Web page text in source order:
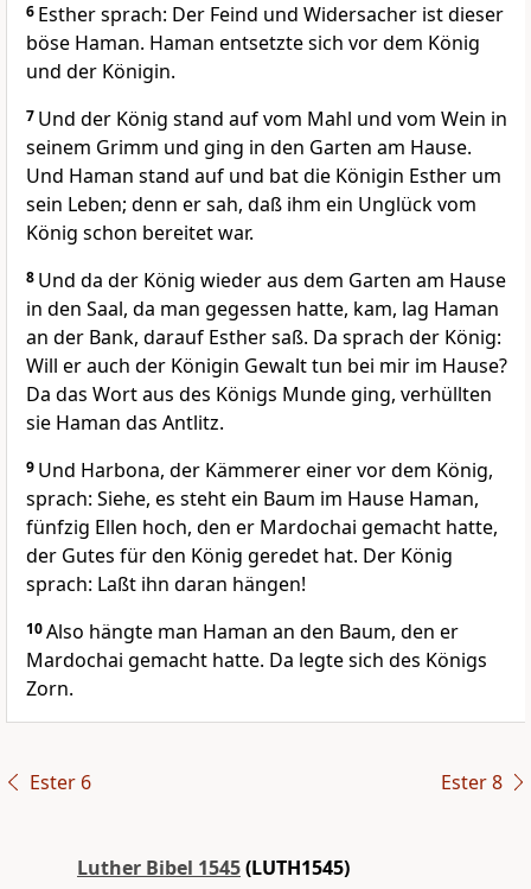
6 Esther sprach: Der Feind und Widersacher ist dieser
böse Haman. Haman entsetzte sich vor dem König
und der Königin.
7 Und der König stand auf vom Mahl und vom Wein in
seinem Grimm und ging in den Garten am Hause.
Und Haman stand auf und bat die Königin Esther um
sein Leben; denn er sah, daß ihm ein Unglück vom
König schon bereitet war.
8 Und da der König wieder aus dem Garten am Hause
in den Saal, da man gegessen hatte, kam, lag Haman
an der Bank, darauf Esther saß. Da sprach der König:
Will er auch der Königin Gewalt tun bei mir im Hause?
Da das Wort aus des Königs Munde ging, verhüllten
sie Haman das Antlitz.
9 Und Harbona, der Kämmerer einer vor dem König,
sprach: Siehe, es steht ein Baum im Hause Haman,
fünfzig Ellen hoch, den er Mardochai gemacht hatte,
der Gutes für den König geredet hat. Der König
sprach: Laßt ihn daran hängen!
10Also hängte man Haman an den Baum, den er
Mardochai gemacht hatte. Da legte sich des Königs
Zorn.
Ester 6 Ester 8
Luther Bibel 1545(LUTH1545)